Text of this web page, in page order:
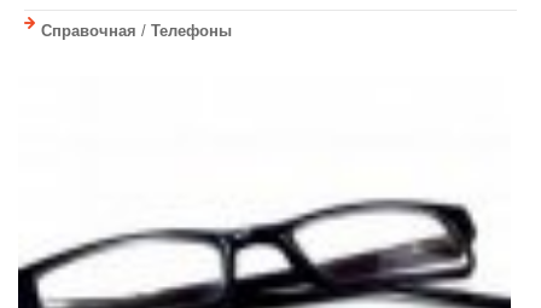
Справочная / Телефоны